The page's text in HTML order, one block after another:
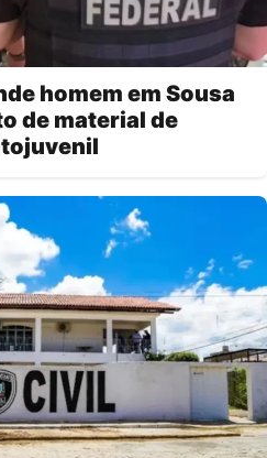
homem em Sousa
de material de